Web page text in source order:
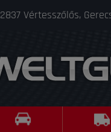
2837 Vértesszőlős,